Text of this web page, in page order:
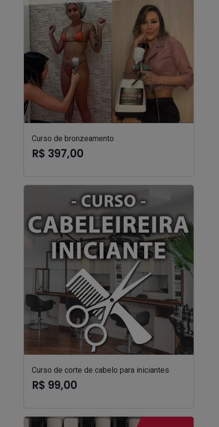
Curso de bronzeamento
R$ 397,00
Curso de corte de cabelo para iniciantes
R$ 99,00